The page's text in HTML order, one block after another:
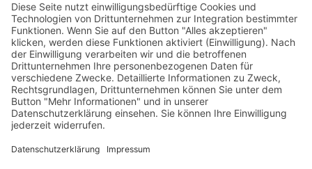
Schrotthandel
Altautoverwertung
Ankauf von Buntmetallen
Entsorgung von Abfällen
Entsorgungskonzepte